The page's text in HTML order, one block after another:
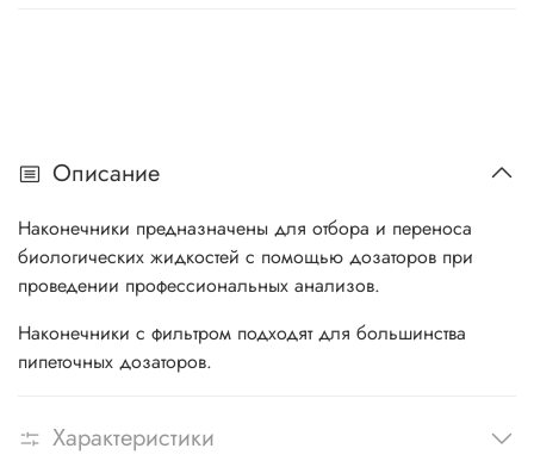
Описание
Наконечники предназначены для отбора и переноса
биологических жидкостей с помощью дозаторов при
проведении профессиональных анализов.
Наконечники с фильтром подходят для большинства
пипеточных дозаторов.
Характеристики